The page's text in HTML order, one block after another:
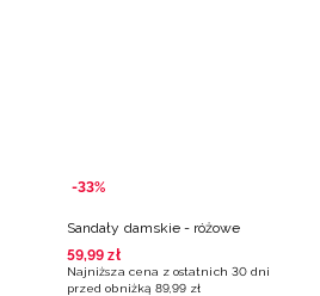
-33%
Sandały damskie - różowe
59,99 zł
Najniższa cena z ostatnich 30 dni
przed obniżką 89,99 zł